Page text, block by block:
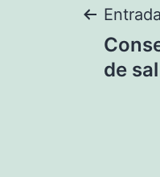
de
de sal